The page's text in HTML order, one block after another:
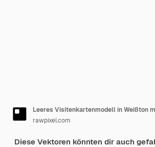
rawpixel.com
Diese Vektoren könnten dir auch